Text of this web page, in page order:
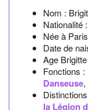
Nom :
Nationalité :
Née à Paris
Date de
Age
Fonctions :
Danseuse,
la Légion